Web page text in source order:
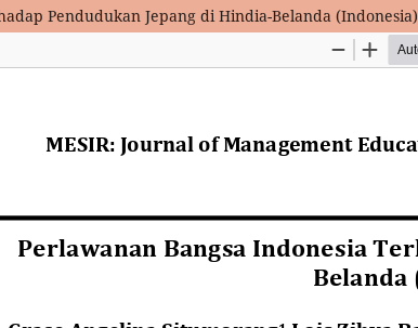
Pendudukan Jepang di Hindia-Belanda (Indonesia)